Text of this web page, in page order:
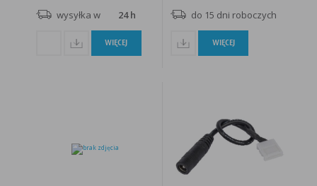
wysyłka w
24 h
WIĘCEJ
do 15 dni roboczych
WIĘCEJ